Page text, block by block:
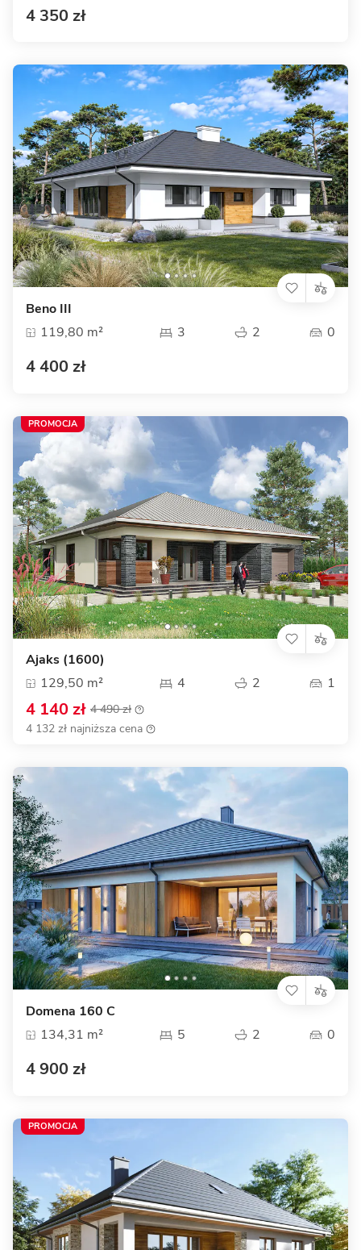
4 350 zł
Beno III
119,80 m²
3 2 0
4 400 zł
Ajaks (1600)
129,50 m²
4 2 1
4 140 zł 4 490 zł
4 132 zł najniższa cena
PROMOCJA
Domena 160 C
134,31 m²
5 2 0
4 900 zł
PROMOCJA